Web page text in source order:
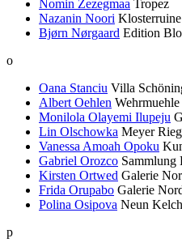
Nomin Zezegmaa Tropez
Nazanin Noori
Bjørn Nørgaard Edition
o
Oana Stanciu Villa
Albert Oehlen
Monilola Olayemi Ilupeju
Lin Olschowka Meyer
Vanessa Amoah Opoku
Gabriel Orozco Sammlung
Kirsten Ortwed Galerie
Frida Orupabo Galerie
Polina Osipova Neun
p